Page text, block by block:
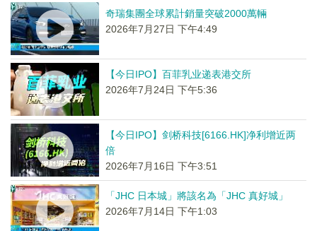
奇瑞集團全球累計銷量突破2000萬輛
2026年7月27日 下午4:49
【今日IPO】百菲乳业递表港交所
2026年7月24日 下午5:36
【今日IPO】剑桥科技[6166.HK]净利增近两
倍
2026年7月16日 下午3:51
「JHC 日本城」將該名為「JHC 真好城」
2026年7月14日 下午1:03